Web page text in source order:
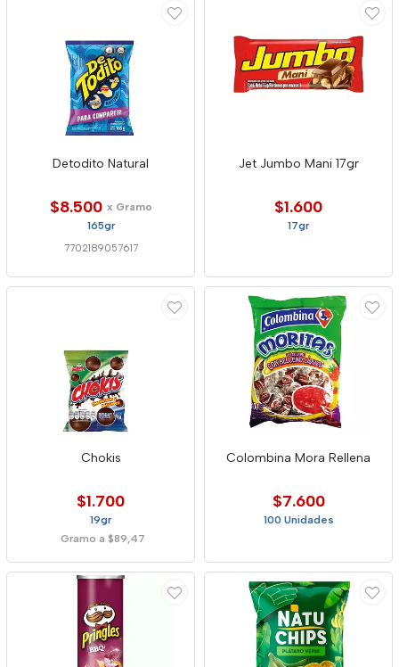
Detodito Natural
$8.500 x Gramo
165gr
7702189057617
Jet Jumbo Mani 17gr
$1.600
17gr
Chokis
$1.700
19gr
Gramo a $89,47
Colombina Mora Rellena
$7.600
100 Unidades